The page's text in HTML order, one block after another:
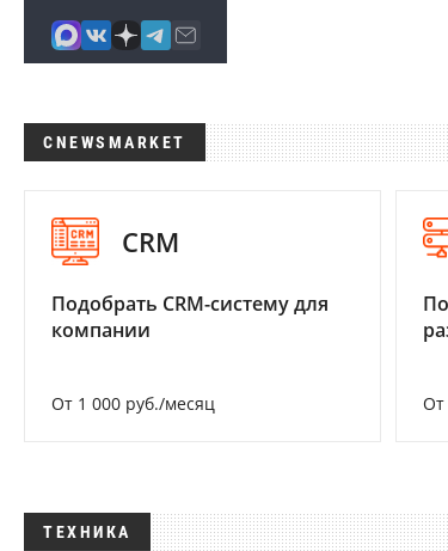
CNEWSMARKET
CRM
Подобрать CRM-систему для
компании
От 1 000 руб./месяц От
ТЕХНИКА